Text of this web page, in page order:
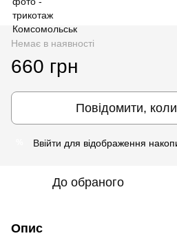
Немає в наявності
660 грн
Повідомити,
Ввійти для відображення
До обраного
Опис